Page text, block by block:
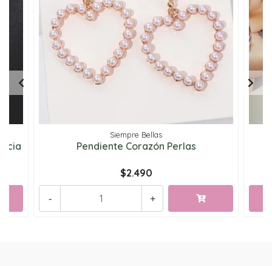
Siempre Bellas
Pendiente Corazón Perlas
$2.490
+
-